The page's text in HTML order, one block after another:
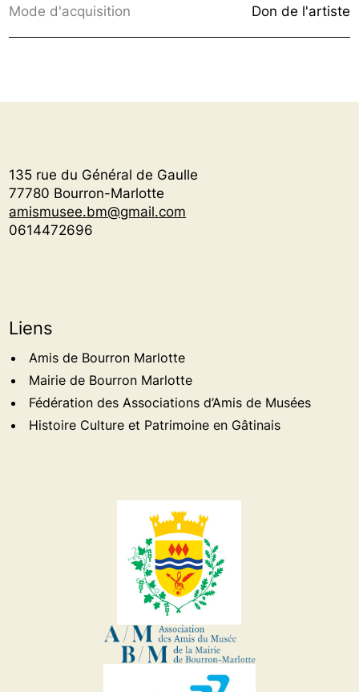
Mode d'acquisition Don de l'artiste
135 rue du Général de Gaulle
77780 Bourron-Marlotte
amismusee.bm@gmail.com
0614472696
Liens
Amis de Bourron Marlotte
Mairie de Bourron Marlotte
Fédération des Associations d’Amis de Musées
Histoire Culture et Patrimoine en Gâtinais